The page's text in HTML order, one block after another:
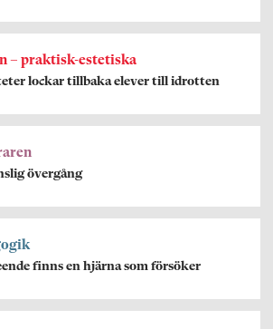
– praktisk-estetiska
lockar tillbaka elever till idrotten
övergång
finns en hjärna som försöker